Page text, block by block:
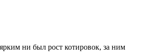
ни был рост котировок, за ним